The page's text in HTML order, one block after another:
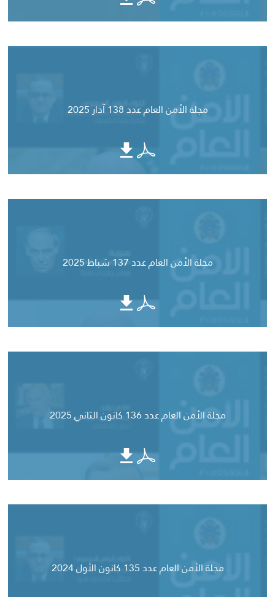
مجلة الأمن العام عدد 138 آذار 2025
مجلة الأمن العام عدد 137 شباط 2025
مجلة الأمن العام عدد 136 كانون الثاني 2025
مجلة الأمن العام عدد 135 كانون الأول 2024